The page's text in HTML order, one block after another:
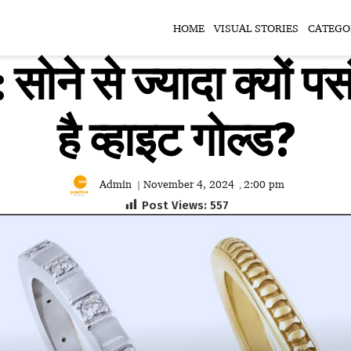
HOME VISUAL STORIES
से ज्यादा क्यों
है व्हाइट गोल्ड?
Admin | November 4, 2024 , 2:00 pm
Post Views: 557